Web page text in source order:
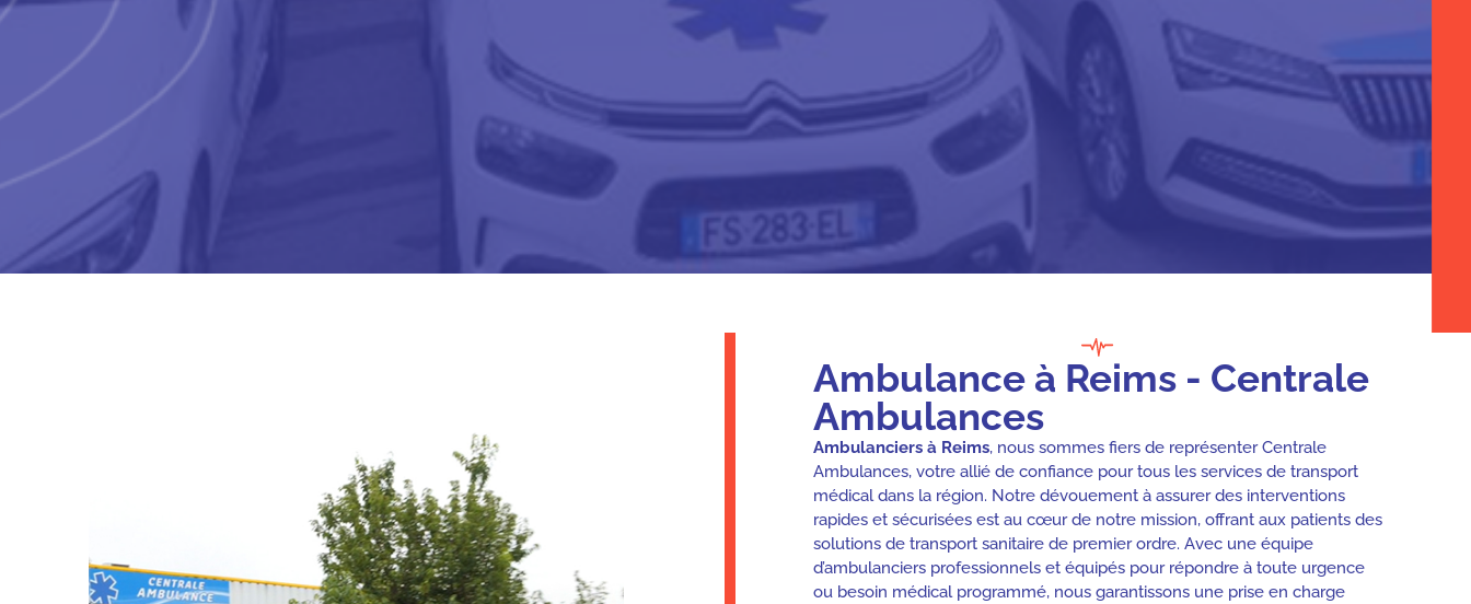
Ambulance à Reims - Centrale
Ambulances
Ambulanciers à Reims, nous sommes fiers de représenter Centrale
Ambulances, votre allié de confiance pour tous les services de transport
médical dans la région. Notre dévouement à assurer des interventions
rapides et sécurisées est au cœur de notre mission, offrant aux patients des
solutions de transport sanitaire de premier ordre. Avec une équipe
d’ambulanciers professionnels et équipés pour répondre à toute urgence
ou besoin médical programmé, nous garantissons une prise en charge